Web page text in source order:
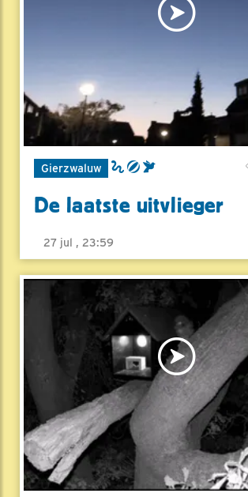
Gierzwaluw
De laatste uitvlieger
27 jul , 23:59